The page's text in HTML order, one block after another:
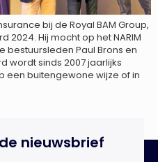
bij de Royal BAM Group,
2024. Hij mocht op het NARIM
bestuursleden Paul Brons en
wordt sinds 2007 jaarlijks
een buitengewone wijze of in
nieuwsbrief